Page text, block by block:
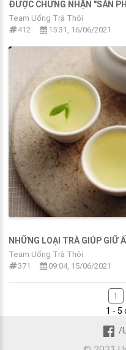
ĐƯỢC CHỨNG NHẬN "SẢN
Team Uống Trà Thôi
412
15:31, 16/06/2021
NHỮNG LOẠI TRÀ GIÚP GIỮ
Team Uống Trà Thôi
371
09:04, 15/06/2021
1
1 - 5
/